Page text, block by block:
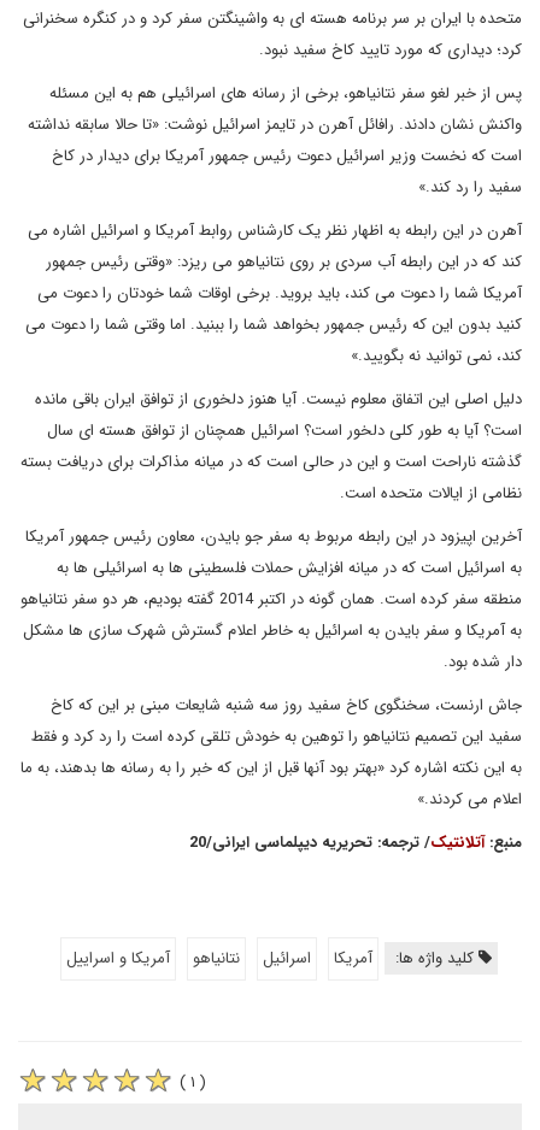
متحده با ایران بر سر برنامه هسته ای به واشینگتن سفر کرد و در کنگره سخنرانی
کرد؛ دیداری که مورد تایید کاخ سفید نبود.
پس از خبر لغو سفر نتانیاهو، برخی از رسانه های اسرائیلی هم به این مسئله
واکنش نشان دادند. رافائل آهرن در تایمز اسرائیل نوشت: «تا حالا سابقه نداشته
است که نخست وزیر اسرائیل دعوت رئیس جمهور آمریکا برای دیدار در کاخ
سفید را رد کند.»
آهرن در این رابطه به اظهار نظر یک کارشناس روابط آمریکا و اسرائیل اشاره می
کند که در این رابطه آب سردی بر روی نتانیاهو می ریزد: «وقتی رئیس جمهور
آمریکا شما را دعوت می کند، باید بروید. برخی اوقات شما خودتان را دعوت می
کنید بدون این که رئیس جمهور بخواهد شما را ببنید. اما وقتی شما را دعوت می
کند، نمی توانید نه بگویید.»
دلیل اصلی این اتفاق معلوم نیست. آیا هنوز دلخوری از توافق ایران باقی مانده
است؟ آیا به طور کلی دلخور است؟ اسرائیل همچنان از توافق هسته ای سال
گذشته ناراحت است و این در حالی است که در میانه مذاکرات برای دریافت بسته
نظامی از ایالات متحده است.
آخرین اپیزود در این رابطه مربوط به سفر جو بایدن، معاون رئیس جمهور آمریکا
به اسرائیل است که در میانه افزایش حملات فلسطینی ها به اسرائیلی ها به
منطقه سفر کرده است. همان گونه در اکتبر 2014 گفته بودیم، هر دو سفر نتانیاهو
به آمریکا و سفر بایدن به اسرائیل به خاطر اعلام گسترش شهرک سازی ها مشکل
دار شده بود.
جاش ارنست، سخنگوی کاخ سفید روز سه شنبه شایعات مبنی بر این که کاخ
سفید این تصمیم نتانیاهو را توهین به خودش تلقی کرده است را رد کرد و فقط
به این نکته اشاره کرد «بهتر بود آنها قبل از این که خبر را به رسانه ها بدهند، به ما
اعلام می کردند.»
منبع:آتلانتیک/ ترجمه: تحریریه دیپلماسی ایرانی/20
کلید واژه ها: آمريكا اسرائيل نتانیاهو آمریکا و اسراییل
( ۱ )